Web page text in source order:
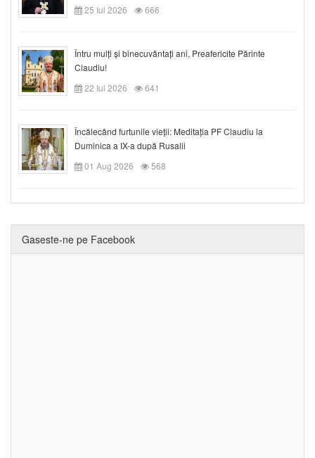
25 Iul 2026
666
Întru mulți și binecuvântați ani, Preafericite Părinte
Claudiu!
22 Iul 2026
641
Încălecând furtunile vieții: Meditația PF Claudiu la
Duminica a IX-a după Rusalii
01 Aug 2026
568
Gaseste-ne pe Facebook